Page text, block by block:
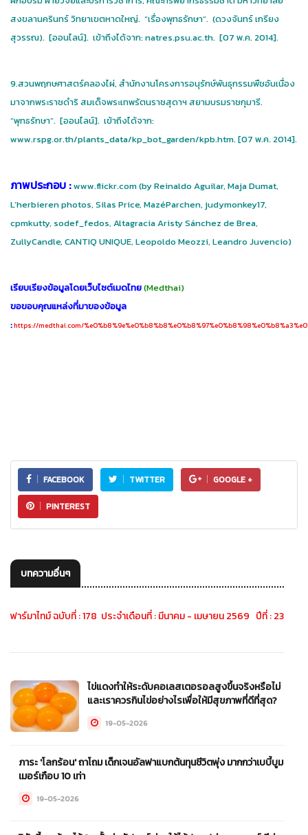
สงขลานครินทร์ วิทยาเขตหาดใหญ่. “เรื่องพุทธรักษา”. (ดวงจันทร์ เกรียง
สุวรรณ). [ออนไลน์]. เข้าถึงได้จาก: natres.psu.ac.th. [07 พ.ค. 2014].
9.สวนพฤกษศาสตร์คลองไผ่, สำนักงานโครงการอนุรักษ์พันธุกรรมพืชอันเนื่อง
มาจากพระราชดำริ สมเด็จพระเทพรัตนราชสุดาฯ สยามบรมราชกุมารี.
“พุทธรักษา”. [ออนไลน์]. เข้าถึงได้จาก:
www.rspg.or.th/plants_data/kp_bot_garden/kpb.htm. [07 พ.ค. 2014].
ภาพประกอบ :www.flickr.com (by Reinaldo Aguilar, Maja Dumat,
L’herbieren photos, Silas Price, MazéParchen, judymonkey17,
cpmkutty, sodef_fedos, Altagracia Aristy Sánchez de Brea,
ZullyCandle, CANTIQ UNIQUE, Leopoldo Meozzi, Leandro Juvencio)
เรียบเรียงข้อมูลโดยเว็บไซต์เมดไทย(Medthai)
ขอขอบคุณแหล่งที่มาของข้อมูล
:https://medthai.com/
FACEBOOK TWITTER GOOGLE +
PINTEREST
บทความอื่นๆ
ฟาร์มาไทม์ ฉบับที่ : 178 ประจำเดือนที่ : มีนาคม - เมษายน 2569 ปีที่ : 23
ไข่แดงทำให้ระดับคอเลสเตอรอลสูงขึ้นจริงหรือไม่
และเราควรกินไข่อย่างไรเพื่อให้มีสุขภาพที่ดีที่สุด?
19-05-2026
ภาระ 'โลกร้อน' ถาโถม เด็กเจนอัลฟาแบกต้นทุนชีวิตพุ่ง มากกว่าเบบี้บูม
เมอร์เกือบ 10 เท่า
19-05-2026